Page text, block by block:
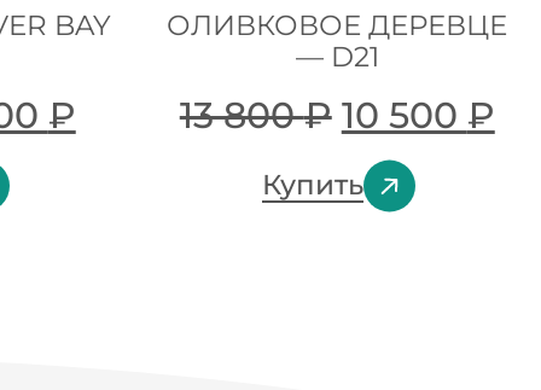
BAY
₽
ОЛИВКОВОЕ ДЕРЕВЦЕ
— D21
13 800₽ 10 500 ₽
Купить